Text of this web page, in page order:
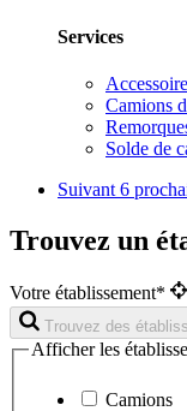
Services
Camions
Solde de
Suivant 6
Trouvez un
Votre établissement*
Trouvez des
Afficher les
Camions